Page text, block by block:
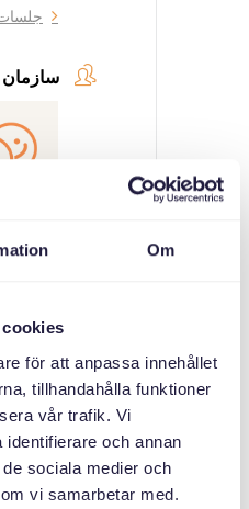
Om
för att anpassa innehållet
tillhandahålla funktioner
vår trafik. Vi
och annan
sociala medier och
vi samarbetar med.
سازمان